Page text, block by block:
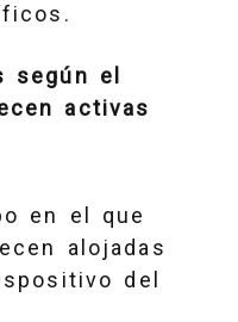
según el
activas
en el que
alojadas
del